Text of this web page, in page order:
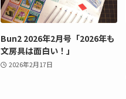
Bun2 2026年2月号「2026年も
文房具は面白い！」
2026年2月17日